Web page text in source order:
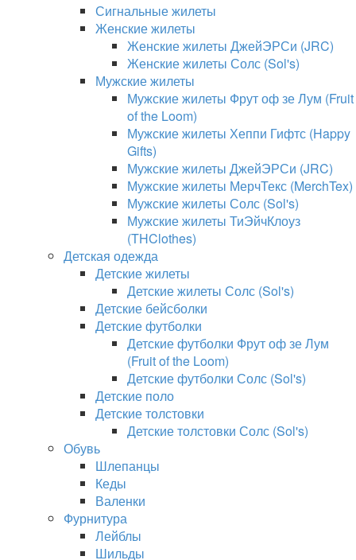
Сигнальные жилеты
Женские жилеты
Женские жилеты ДжейЭРСи (JRC)
Женские жилеты Солс (Sol's)
Мужские жилеты
Мужские жилеты Фрут оф зе Лум (Fruit
of the Loom)
Мужские жилеты Хеппи Гифтс (Happy
Gifts)
Мужские жилеты ДжейЭРСи (JRC)
Мужские жилеты МерчТекс (MerchTex)
Мужские жилеты Солс (Sol's)
Мужские жилеты ТиЭйчКлоуз
(THClothes)
Детская одежда
Детские жилеты
Детские жилеты Солс (Sol's)
Детские бейсболки
Детские футболки
Детские футболки Фрут оф зе Лум
(Fruit of the Loom)
Детские футболки Солс (Sol's)
Детские поло
Детские толстовки
Детские толстовки Солс (Sol's)
Обувь
Шлепанцы
Кеды
Валенки
Фурнитура
Лейблы
Шильды